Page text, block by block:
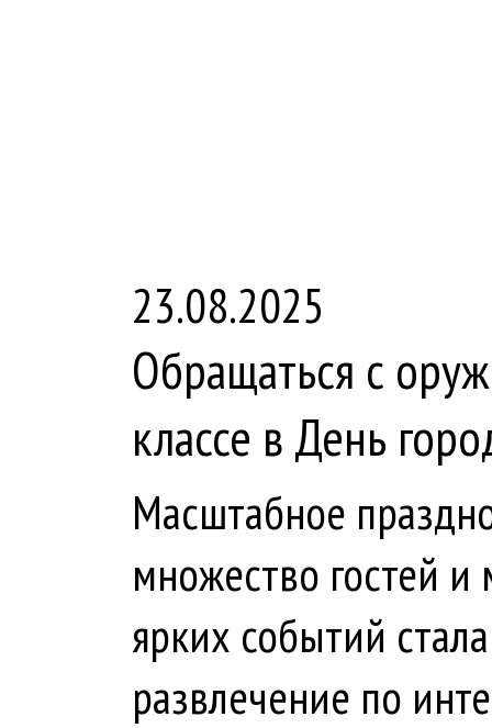
23.08.2025
Обращаться с
классе в День
Масштабное
множество гостей
ярких событий
развлечение по